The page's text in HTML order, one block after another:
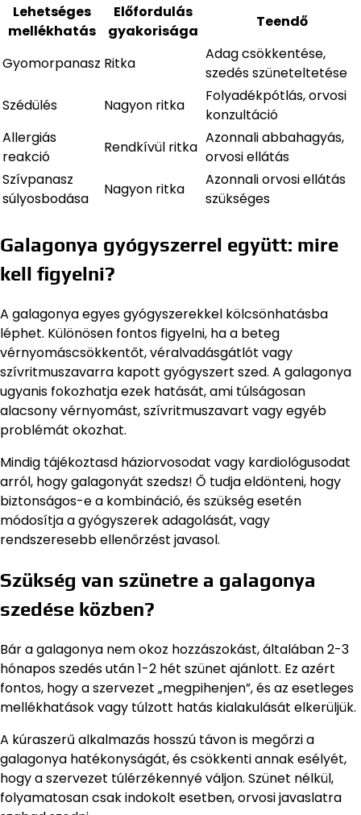
Lehetséges
mellékhatás
Előfordulás
gyakorisága
Teendő
Gyomorpanasz Ritka
Adag csökkentése,
szedés szüneteltetése
Szédülés
Nagyon ritka
Folyadékpótlás, orvosi
konzultáció
Allergiás
reakció
Rendkívül ritka
Azonnali abbahagyás,
orvosi ellátás
Szívpanasz
súlyosbodása
Nagyon ritka
Azonnali orvosi ellátás
szükséges
Galagonya gyógyszerrel együtt: mire
kell figyelni?
A galagonya egyes gyógyszerekkel kölcsönhatásba
léphet. Különösen fontos figyelni, ha a beteg
vérnyomáscsökkentőt, véralvadásgátlót vagy
szívritmuszavarra kapott gyógyszert szed. A galagonya
ugyanis fokozhatja ezek hatását, ami túlságosan
alacsony vérnyomást, szívritmuszavart vagy egyéb
problémát okozhat.
Mindig tájékoztasd háziorvosodat vagy kardiológusodat
arról, hogy galagonyát szedsz! Ő tudja eldönteni, hogy
biztonságos-e a kombináció, és szükség esetén
módosítja a gyógyszerek adagolását, vagy
rendszeresebb ellenőrzést javasol.
Szükség van szünetre a galagonya
szedése közben?
Bár a galagonya nem okoz hozzászokást, általában 2-3
hónapos szedés után 1-2 hét szünet ajánlott. Ez azért
fontos, hogy a szervezet „megpihenjen”, és az esetleges
mellékhatások vagy túlzott hatás kialakulását elkerüljük.
A kúraszerű alkalmazás hosszú távon is megőrzi a
galagonya hatékonyságát, és csökkenti annak esélyét,
hogy a szervezet túlérzékennyé váljon. Szünet nélkül,
folyamatosan csak indokolt esetben, orvosi javaslatra